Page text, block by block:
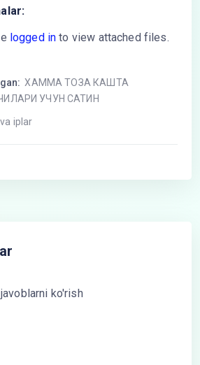
logged in to view attached files.
ХАММА ТОЗА КАШТА
УЧУН САТИН
iplar
ko'rish